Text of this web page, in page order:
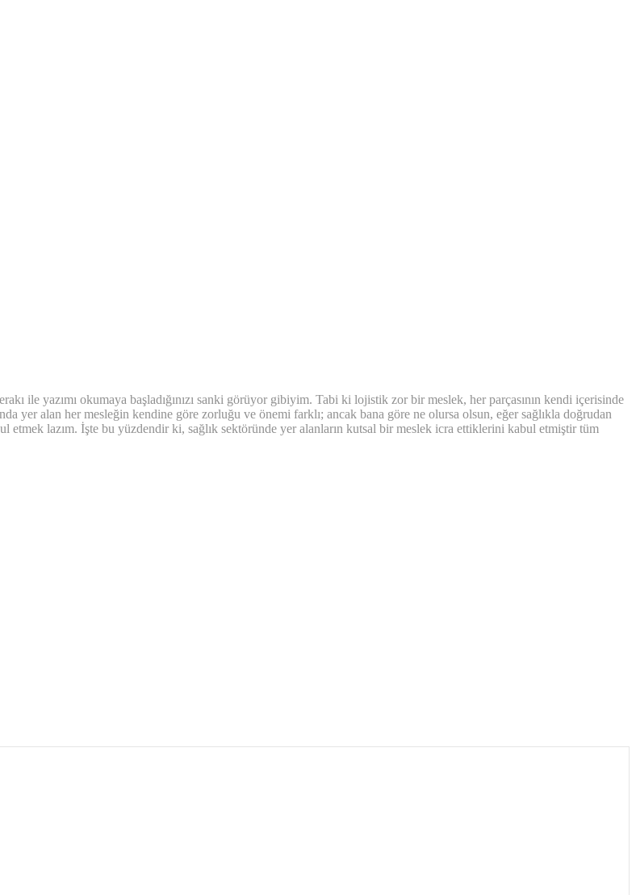
ile yazımı okumaya başladığınızı sanki görüyor gibiyim. Tabi ki lojistik zor bir meslek, her parçasının kendi içerisinde
yer alan her mesleğin kendine göre zorluğu ve önemi farklı; ancak bana göre ne olursa olsun, eğer sağlıkla doğrudan
lazım. İşte bu yüzdendir ki, sağlık sektöründe yer alanların kutsal bir meslek icra ettiklerini kabul etmiştir tüm